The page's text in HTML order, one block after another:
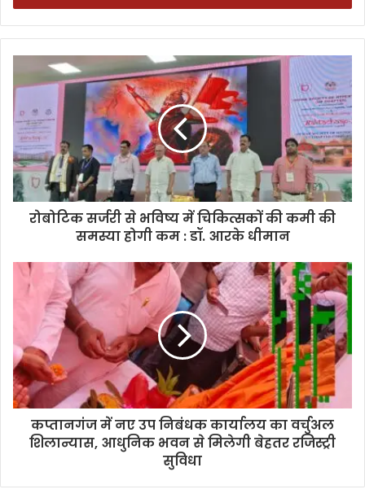
रोबोटिक सर्जरी से भविष्य में चिकित्सकों की कमी की
समस्या होगी कम : डॉ. आरके धीमान
कप्तानगंज में नए उप निबंधक कार्यालय का वर्चुअल
शिलान्यास, आधुनिक भवन से मिलेगी बेहतर रजिस्ट्री
सुविधा